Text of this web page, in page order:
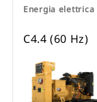
Energia elettrica
C4.4 (60 Hz)